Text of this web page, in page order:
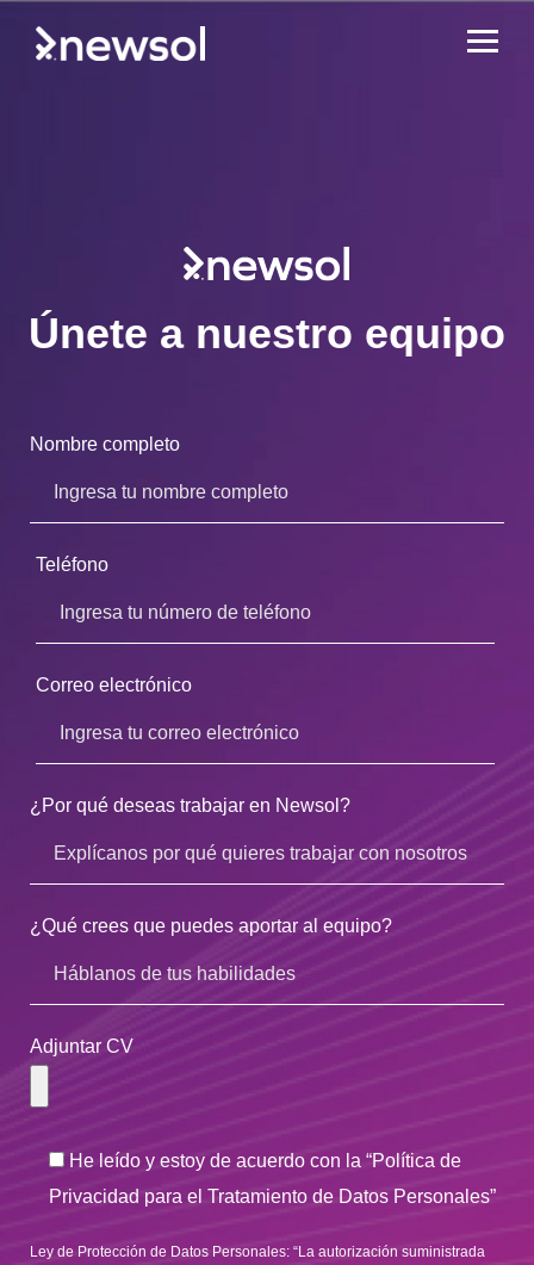
Únete a nuestro equipo
Nombre completo
Teléfono
Correo electrónico
¿Por qué deseas trabajar en Newsol?
¿Qué crees que puedes aportar al equipo?
Adjuntar CV
He leído y estoy de acuerdo con la “Política de
Privacidad para el Tratamiento de Datos Personales”
Ley de Protección de Datos Personales: “La autorización suministrada